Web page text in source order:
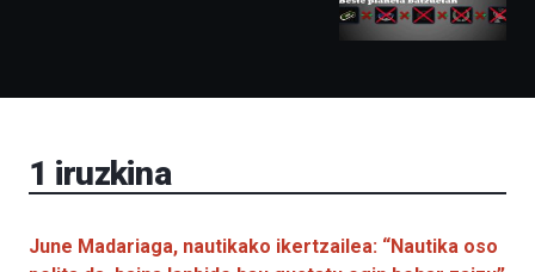
1 iruzkina
June Madariaga, nautikako ikertzailea: “Nautika oso